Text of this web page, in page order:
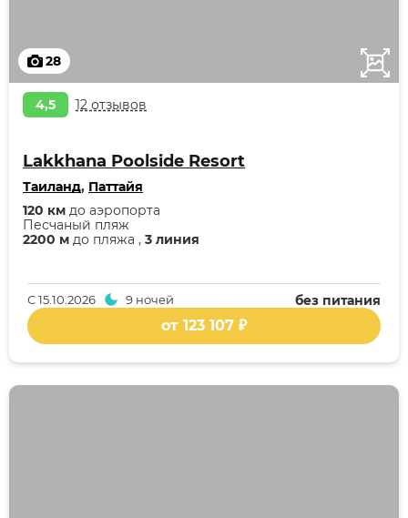
28
4,5 12 отзывов
Lakkhana Poolside Resort
Таиланд, Паттайя
2200 м до пляжа , 3 линия
Песчаный пляж
120 км до аэропорта
без питания
С15.10.2026 9 ночей
от 123 107 ₽